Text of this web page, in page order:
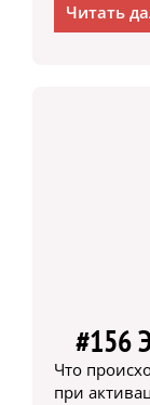
Читать
#156
Что
при